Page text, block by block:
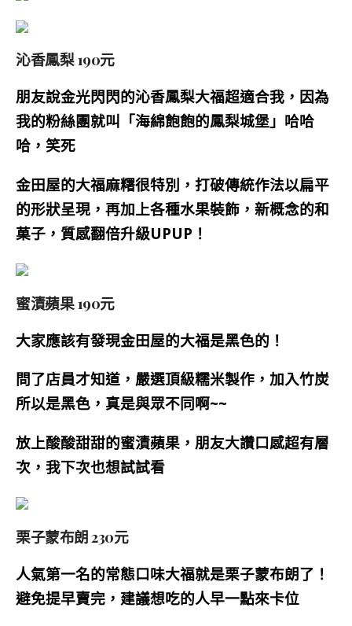
沁香鳳梨 190元
朋友說金光閃閃的沁香鳳梨大福超適合我，因為
我的粉絲團就叫「海綿飽飽的鳳梨城堡」哈哈
哈，笑死
金田屋的大福麻糬很特別， 打破傳統作法以扁平
的形狀呈現，再加上各種水果裝飾，新概念的和
菓子，質感翻倍升級UPUP！
蜜漬蘋果 190元
大家應該有發現金田屋的大福是黑色的！
問了店員才知道，嚴選頂級糯米製作，加入竹炭
所以是黑色，真是與眾不同啊~~
放上酸酸甜甜的蜜漬蘋果，朋友大讚口感超有層
次，我下次也想試試看
栗子蒙布朗 230元
人氣第一名的常態口味大福就是栗子蒙布朗了！
避免提早賣完，建議想吃的人早一點來卡位